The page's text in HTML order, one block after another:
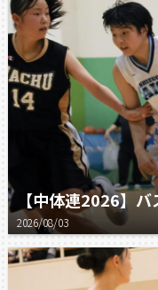
2026/08/03